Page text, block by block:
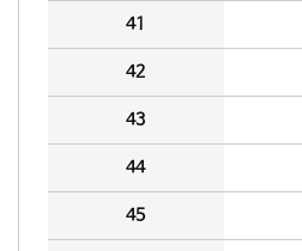
41
42
43
44
45